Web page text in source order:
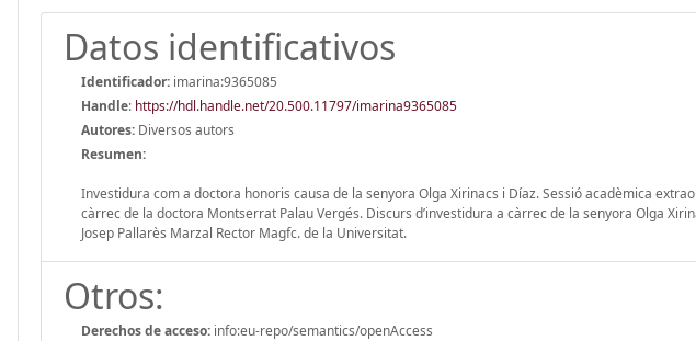
Datos identificativos
Identificador: imarina:9365085
Handle: https://hdl.handle.net/20.500.11797/imarina9365085
Autores: Diversos autors
Resumen:
Investidura com a doctora honoris causa de la senyora Olga Xirinacs i Díaz. Sessió acadèmica
càrrec de la doctora Montserrat Palau Vergés. Discurs d’investidura a càrrec de la senyora Olga
Josep Pallarès Marzal Rector Magfc. de la Universitat.
Otros:
Derechos de acceso: info:eu-repo/semantics/openAccess